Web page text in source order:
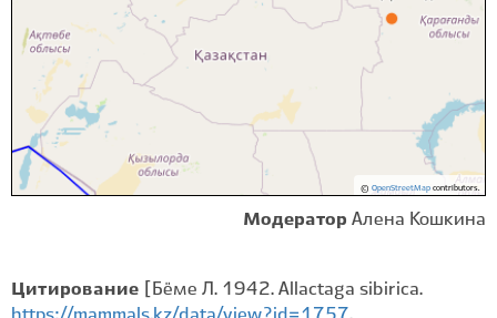
© OpenStreetMapcontributors.
Модератор Алена Кошкина
Цитирование
[Бёме Л. 1942. Allactaga sibirica.